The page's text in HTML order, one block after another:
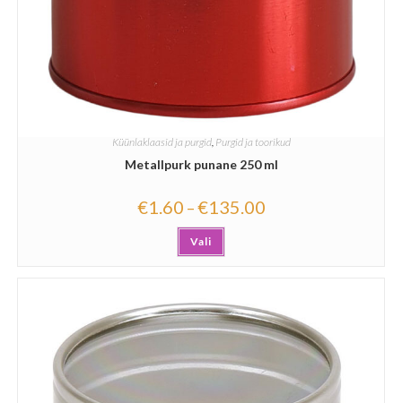
Küünlaklaasid ja purgid, Purgid ja toorikud
Metallpurk punane 250 ml
€1.60 –€135.00
Vali